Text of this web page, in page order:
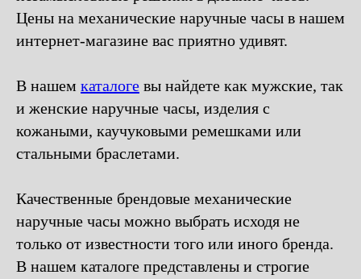
Цены на механические наручные часы в нашем
интернет-магазине вас приятно удивят.
В нашем каталоге вы найдете как мужские, так
и женские наручные часы, изделия с
кожаными, каучуковыми ремешками или
стальными браслетами.
Качественные брендовые механические
наручные часы можно выбрать исходя не
только от известности того или иного бренда.
В нашем каталоге представлены и строгие